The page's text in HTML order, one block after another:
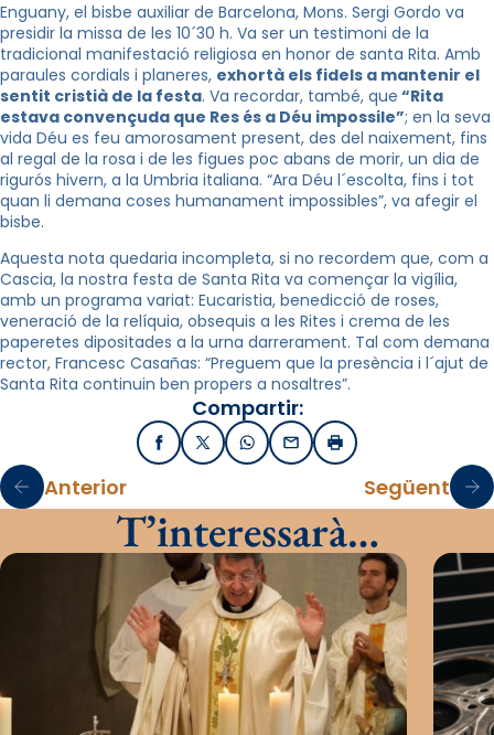
Enguany, el bisbe auxiliar de Barcelona, Mons. Sergi Gordo va
presidir la missa de les 10´30 h. Va ser un testimoni de la
tradicional manifestació religiosa en honor de santa Rita. Amb
paraules cordials i planeres, exhortà els fidels a mantenir el
sentit cristià de la festa. Va recordar, també, que “Rita
estava convençuda que Res és a Déu impossile”; en la seva
vida Déu es feu amorosament present, des del naixement, fins
al regal de la rosa i de les figues poc abans de morir, un dia de
rigurós hivern, a la Umbria italiana. “Ara Déu l´escolta, fins i tot
quan li demana coses humanament impossibles”, va afegir el
bisbe.
Aquesta nota quedaria incompleta, si no recordem que, com a
Cascia, la nostra festa de Santa Rita va començar la vigília,
amb un programa variat: Eucaristia, benedicció de roses,
veneració de la relíquia, obsequis a les Rites i crema de les
paperetes dipositades a la urna darrerament. Tal com demana
rector, Francesc Casañas: “Preguem que la presència i l´ajut de
Santa Rita continuin ben propers a nosaltres”.
Compartir:
FacebookX / TwitterWhatsApp
EmailImprimir
Anterior Següent
T’interessarà…